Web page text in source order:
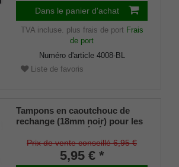
Dans le panier d'achat
TVA incluse. plus frais de port Frais
de port
Numéro d'article 4008-BL
Liste de favoris
Tampons en caoutchouc de
rechange (18mm noir) pour les
(diamètre intérieur env. 18mm)
avec insert métallique (lot de 2
pièces)
Prix de vente conseillé 6,95 €
5,95 € *